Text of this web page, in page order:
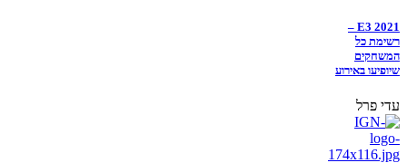
E3 2021 –
רשימת כל
המשחקים
שיופיעו באירוע
עדי פרל